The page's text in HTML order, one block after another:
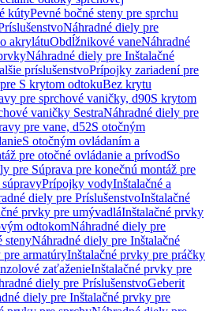
kútyPevné bočné steny pre sprchu
Náhradné diely pre
akrylátuObdĺžnikové vaneNáhradné
Náhradné diely pre Inštalačné
príslušenstvoPrípojky zariadení pre
S krytom odtokuBez krytu
pre sprchové vaničky, d90S krytom
vaničky SestraNáhradné diely pre
pre vane, d52S otočným
S otočným ovládaním a
pre otočné ovládanie a prívodSo
pre Súprava pre konečnú montáž pre
Prípojky vodyInštalačné a
diely pre PríslušenstvoInštalačné
prvky pre umývadláInštalačné prvky
odtokomNáhradné diely pre
stenyNáhradné diely pre Inštalačné
armatúryInštalačné prvky pre práčky
zaťaženieInštalačné prvky pre
diely pre PríslušenstvoGeberit
diely pre Inštalačné prvky pre